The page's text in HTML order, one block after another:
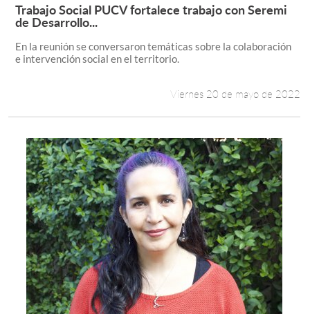
Leer más +
Trabajo Social PUCV fortalece trabajo con Seremi
de Desarrollo...
En la reunión se conversaron temáticas sobre la colaboración
e intervención social en el territorio.
Viernes 20 de mayo de 2022